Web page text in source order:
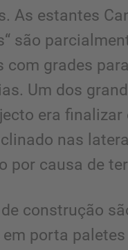
As estantes
são
com grades
Um dos
era
nas
por causa de
construção
em porta